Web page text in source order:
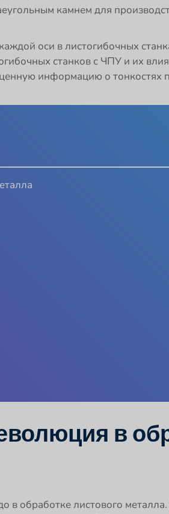
камнем для
оси в листогибочных
станков с ЧПУ и их
информацию о тонкостях
в
в обработке листового